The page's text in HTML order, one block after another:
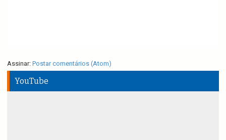
Assinar: Postar comentários (Atom)
YouTube